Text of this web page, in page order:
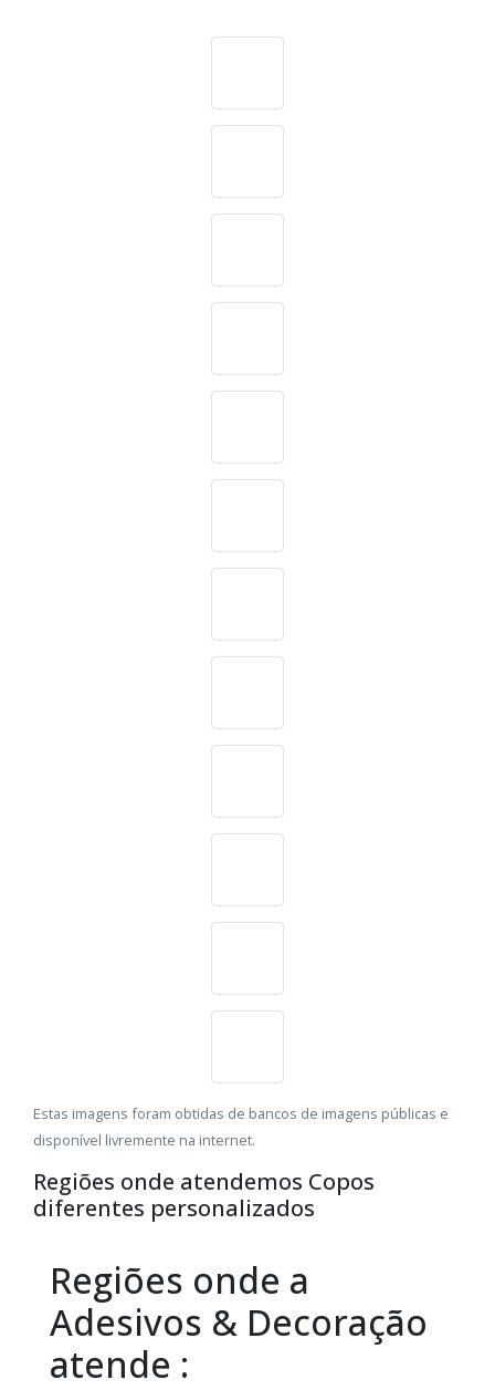
Estas imagens foram obtidas de bancos de imagens públicas e
disponível livremente na internet.
Regiões onde atendemos Copos
diferentes personalizados
Regiões onde a
Adesivos & Decoração
atende :